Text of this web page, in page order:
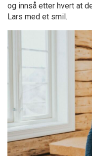
og innså etter hvert at
Lars med et smil.